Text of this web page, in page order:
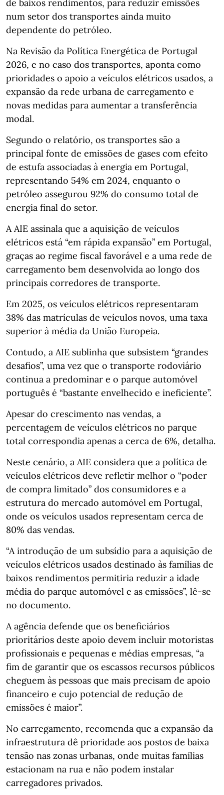
de baixos rendimentos, para reduzir emissões
num setor dos transportes ainda muito
dependente do petróleo.
Na Revisão da Política Energética de Portugal
2026, e no caso dos transportes, aponta como
prioridades o apoio a veículos elétricos usados, a
expansão da rede urbana de carregamento e
novas medidas para aumentar a transferência
modal.
Segundo o relatório, os transportes são a
principal fonte de emissões de gases com efeito
de estufa associadas à energia em Portugal,
representando 54% em 2024, enquanto o
petróleo assegurou 92% do consumo total de
energia final do setor.
A AIE assinala que a aquisição de veículos
elétricos está “em rápida expansão” em Portugal,
graças ao regime fiscal favorável e a uma rede de
carregamento bem desenvolvida ao longo dos
principais corredores de transporte.
Em 2025, os veículos elétricos representaram
38% das matrículas de veículos novos, uma taxa
superior à média da União Europeia.
Contudo, a AIE sublinha que subsistem “grandes
desafios”, uma vez que o transporte rodoviário
continua a predominar e o parque automóvel
português é “bastante envelhecido e ineficiente”.
Apesar do crescimento nas vendas, a
percentagem de veículos elétricos no parque
total correspondia apenas a cerca de 6%, detalha.
Neste cenário, a AIE considera que a política de
veículos elétricos deve refletir melhor o “poder
de compra limitado” dos consumidores e a
estrutura do mercado automóvel em Portugal,
onde os veículos usados representam cerca de
80% das vendas.
“A introdução de um subsídio para a aquisição de
veículos elétricos usados destinado às famílias de
baixos rendimentos permitiria reduzir a idade
média do parque automóvel e as emissões”, lê-se
no documento.
A agência defende que os beneficiários
prioritários deste apoio devem incluir motoristas
profissionais e pequenas e médias empresas, “a
fim de garantir que os escassos recursos públicos
cheguem às pessoas que mais precisam de apoio
financeiro e cujo potencial de redução de
emissões é maior”.
No carregamento, recomenda que a expansão da
infraestrutura dê prioridade aos postos de baixa
tensão nas zonas urbanas, onde muitas famílias
estacionam na rua e não podem instalar
carregadores privados.